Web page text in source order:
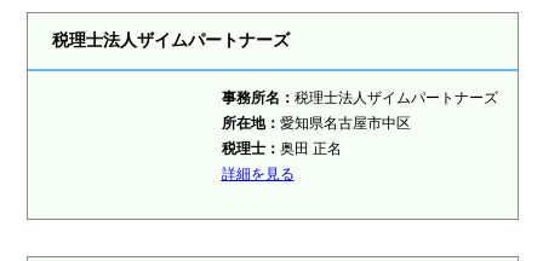
税理士法人ザイムパートナーズ
事務所名： 税理士法人ザイムパートナーズ
所在地： 愛知県名古屋市中区
税理士： 奥田 正名
詳細を見る